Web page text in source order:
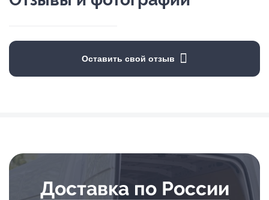
Оставить свой отзыв
Доставка по России